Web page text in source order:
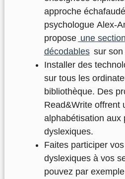
approche
psychologue Alex-
propose une
décodables sur
Installer des
sur tous les
bibliothèque. Des
Read&Write offrent
alphabétisation aux
dyslexiques.
Faites participer
dyslexiques à vos
pouvez par